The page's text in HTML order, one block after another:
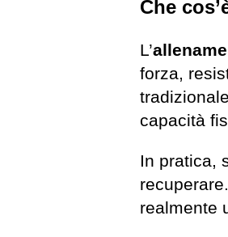
Che
L’
forza,
capacità
In pratica,
realmente